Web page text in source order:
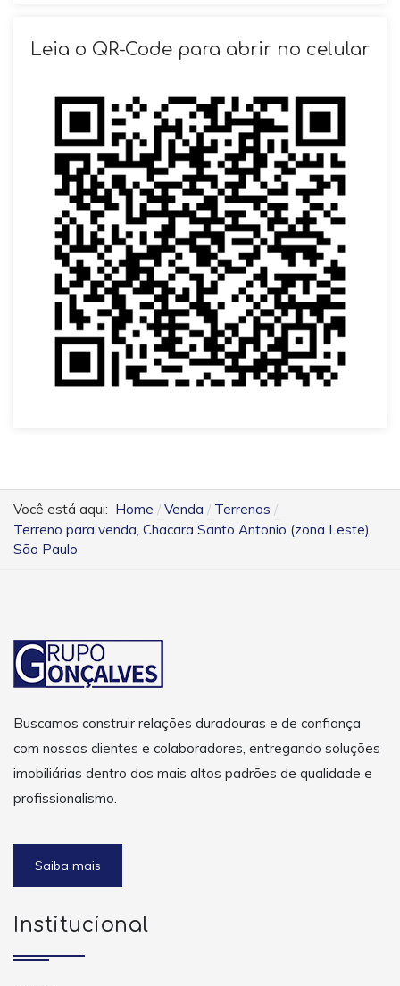
Leia o QR-Code para abrir no celular
Você está aqui: Home Venda
Terrenos
Terreno para venda, Chacara Santo Antonio (zona Leste),
São Paulo
Buscamos construir relações duradouras e de confiança
com nossos clientes e colaboradores, entregando soluções
imobiliárias dentro dos mais altos padrões de qualidade e
profissionalismo.
Saiba mais
Institucional